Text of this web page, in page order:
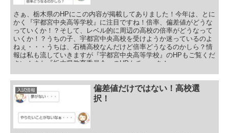
さぁ、栃木県のHPにこの内容が掲載してありました！今年は、とに
かく『宇都宮中央高等学校』に注目ですね！倍率、偏差値がどうな
っていくか！？そして、レベル的に周辺の高校の倍率がどうなって
いくか！？うちの子、宇都宮中央高校を受けようか迷っているのよ
ねぇ・・・うちは、石橋高校なんだけど倍率どうなるのかしら？情
報は私も流していきますが『宇都宮中央高等学校』のHPもご覧くだ
さい！また『栃木県教育委員会』のHPもチェック！
入試情報
偏差値だけではない！高校選
択！